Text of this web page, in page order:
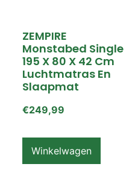
ZEMPIRE
Monstabed Single
195 X 80 X 42 Cm
Luchtmatras En
Slaapmat
€249,99
Winkelwagen